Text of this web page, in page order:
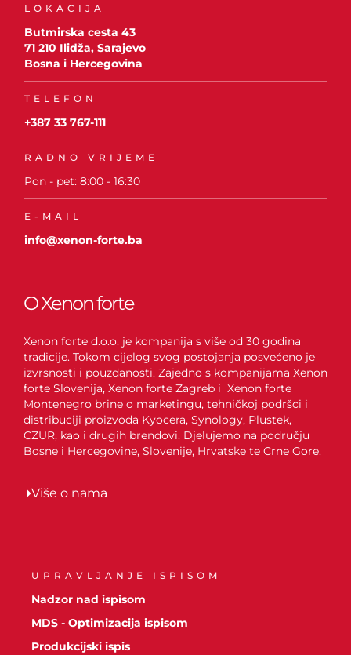
LOKACIJA
Butmirska cesta 43
71 210 Ilidža, Sarajevo
Bosna i Hercegovina
TELEFON
+387 33 767-111
RADNO VRIJEME
Pon - pet: 8:00 - 16:30
E-MAIL
info@xenon-forte.ba
O Xenon forte
Xenon forte d.o.o. je kompanija s više od 30 godina
tradicije. Tokom cijelog svog postojanja posvećeno je
izvrsnosti i pouzdanosti. Zajedno s kompanijama Xenon
forte Slovenija, Xenon forte Zagreb i Xenon forte
Montenegro brine o marketingu, tehničkoj podršci i
distribuciji proizvoda Kyocera, Synology, Plustek,
CZUR, kao i drugih brendovi. Djelujemo na području
Bosne i Hercegovine, Slovenije, Hrvatske te Crne Gore.
Više o nama
UPRAVLJANJE ISPISOM
Nadzor nad ispisom
MDS - Optimizacija ispisom
Produkcijski ispis